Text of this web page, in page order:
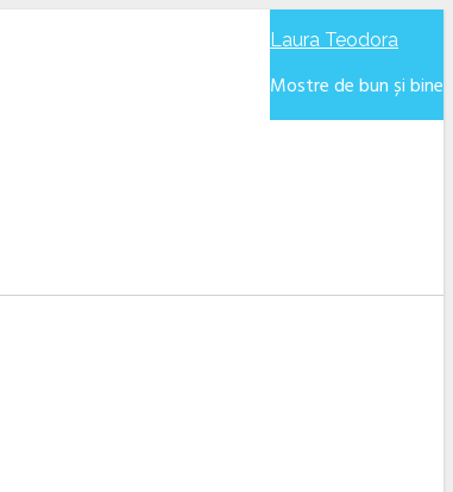
Laura Teodora
Mostre de bun și bine